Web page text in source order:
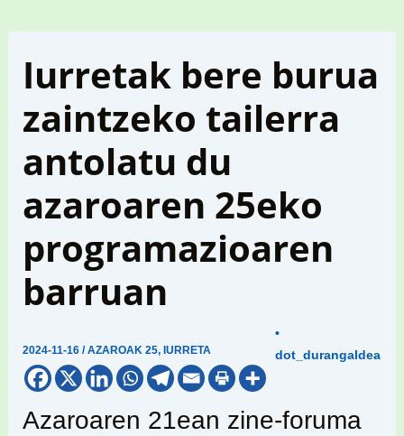
Iurretak bere burua
zaintzeko tailerra
antolatu du
azaroaren 25eko
programazioaren
barruan
2024-11-16/AZAROAK 25, IURRETA
•
dot_durangaldea
Azaroaren 21ean zine-foruma